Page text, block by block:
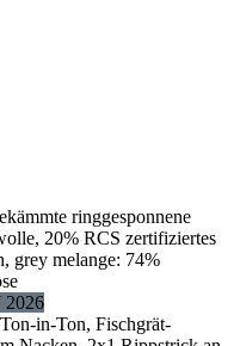
ringgesponnene
20% RCS zertifiziertes
grey melange: 74%
2026
in-Ton, Fischgrät-